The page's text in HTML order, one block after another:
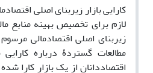
کارایی بازار زیربنای اصلی
لازم برای تخصیص بهینه منابع
زیربنای اصلی اقتصادمالی
مطالعات گستردۀ درباره
اقتصاددانان از یک بازار کارا